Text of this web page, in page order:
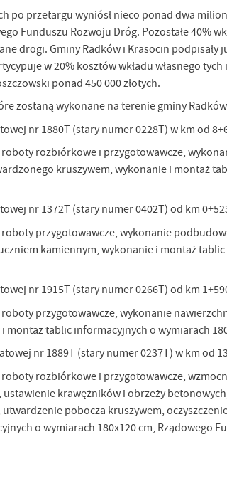
po przetargu wyniósł nieco ponad dwa
Funduszu Rozwoju Dróg. Pozostałe 40%
drogi. Gminy Radków i Krasocin
w 20% kosztów wkładu własnego
ponad 450 000 złotych.
zostaną wykonane na terenie gminy
nr 1880T (stary numer 0228T) w km od
rozbiórkowe i przygotowawcze,
kruszywem, wykonanie i montaż
nr 1372T (stary numer 0402T) od km
przygotowawcze, wykonanie
kamiennym, wykonanie i montaż
nr 1915T (stary numer 0266T) od km
przygotowawcze, wykonanie
montaż tablic informacyjnych o wymiarach
nr 1889T (stary numer 0237T) w km od
rozbiórkowe i przygotowawcze,
krawężników i obrzeży
pobocza kruszywem,
o wymiarach 180x120 cm, Rządowego
Szanujemy
Niezbędne
Niezbędne pliki
Pliki cookies
Twoich
cookies strona,
Zapoznaj się z
Tego typu pliki